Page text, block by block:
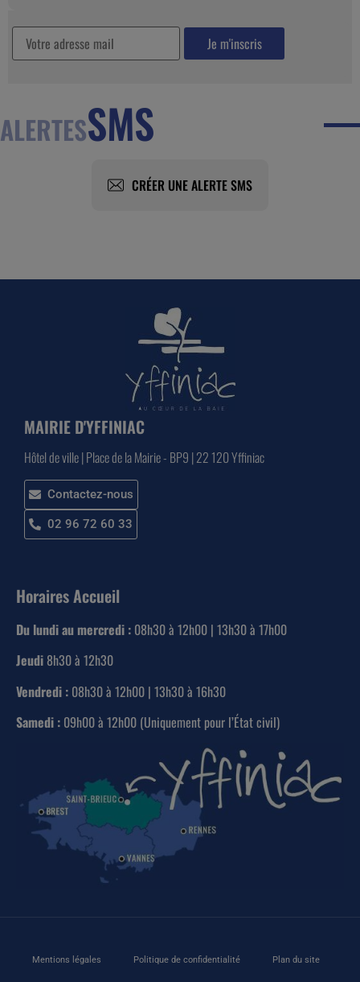
ALERTESSMS
CRÉER UNE ALERTE SMS
MAIRIE D'YFFINIAC
Hôtel de ville | Place de la Mairie - BP9 | 22 120 Yffiniac
Contactez-nous
02 96 72 60 33
Horaires Accueil
Du lundi au mercredi : 08h30 à 12h00 | 13h30 à 17h00
Jeudi 8h30 à 12h30
Vendredi : 08h30 à 12h00 | 13h30 à 16h30
Samedi : 09h00 à 12h00 (Uniquement pour l’État civil)
Mentions légales Politique de confidentialité Plan du site